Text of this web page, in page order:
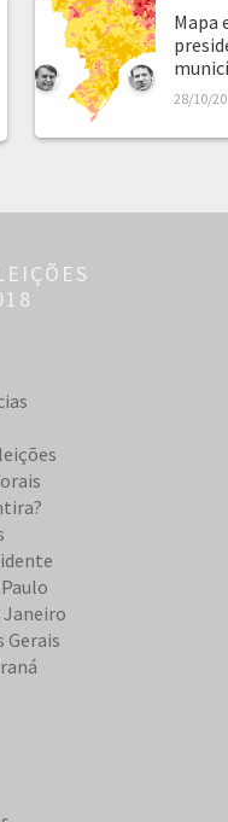
Mapa
28/10/
Janeiro
Gerais